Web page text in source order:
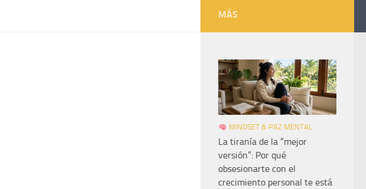
MÁS
MINDSET & PAZ MENTAL
La tiranía de la “mejor
versión”: Por qué
obsesionarte con el
crecimiento personal te está